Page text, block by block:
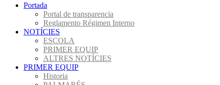
Portada
Portal de transparencia
Reglamento Régimen Interno
NOTÍCIES
ESCOLA
PRIMER EQUIP
ALTRES NOTÍCIES
PRIMER EQUIP
Historia